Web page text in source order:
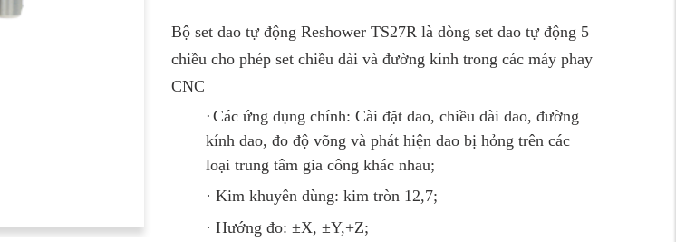
Bộ set dao tự động Reshower TS27R là dòng set dao tự động 5
chiều cho phép set chiều dài và đường kính trong các máy phay
CNC
· Các ứng dụng chính: Cài đặt dao, chiều dài dao, đường
kính dao, đo độ võng và phát hiện dao bị hỏng trên các
loạitrung tâm gia công khác nhau;
· Kim khuyên dùng: kim tròn 12,7;
· Hướng đo: ±X, ±Y,+Z;